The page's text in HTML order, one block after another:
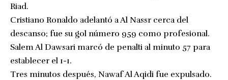
Riad.
Cristiano Ronaldo adelantó a Al Nassr cerca del
descanso; fue su gol número 959 como profesional.
Salem Al Dawsari marcó de penalti al minuto 57 para
establecer el 1-1.
Tres minutos después, Nawaf Al Aqidi fue expulsado.